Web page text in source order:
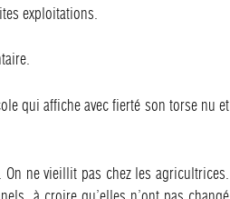
exploitations.
qui affiche avec fierté son torse nu et
ne vieillit pas chez les agricultrices.